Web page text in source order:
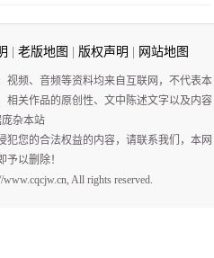
老版地图 版权声明 网站地图
视频、音频等资料均来自互联网，不代表本
相关作品的原创性、文中陈述文字以及内容
杂本站
您的合法权益的内容，请联系我们，本网
予以删除！
All rights reserved.